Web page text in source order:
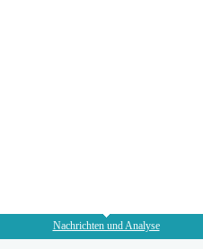
Nachrichten und Analyse